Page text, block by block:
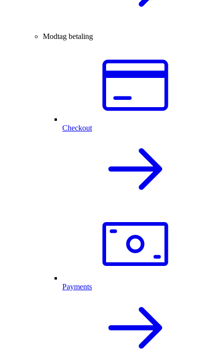
Modtag betaling
Checkout
Payments